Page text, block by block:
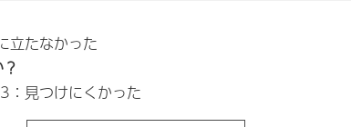
立たなかった
3：見つけにくかった